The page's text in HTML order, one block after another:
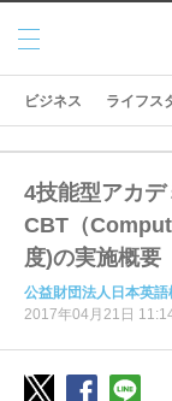
メニ
ュー
ビジネス ライフス
4技能型アカ
CBT（
度)の実施概要
公益財団法人日本英語
2017年04月21日